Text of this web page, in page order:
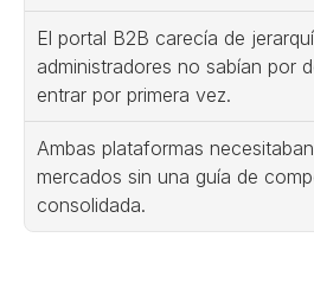
El portal B2B carecía de
administradores no sabían por
entrar por primera vez.
Ambas plataformas
mercados sin una guía de
consolidada.